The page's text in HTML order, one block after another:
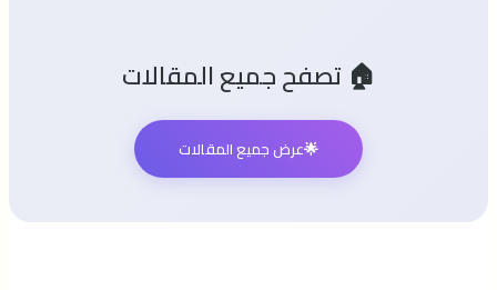
🏠 تصفح جميع المقالات
🌟عرض جميع المقالات